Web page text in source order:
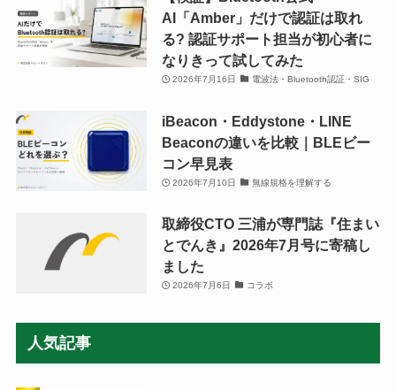
AI「Amber」だけで認証は取れ
る? 認証サポート担当が初心者に
なりきって試してみた
2026年7月16日 電波法・Bluetooth認証・SIG
iBeacon・Eddystone・LINE
Beaconの違いを比較｜BLEビー
コン早見表
2026年7月10日 無線規格を理解する
取締役CTO 三浦が専門誌『住まい
とでんき』2026年7月号に寄稿し
ました
2026年7月6日 コラボ
人気記事